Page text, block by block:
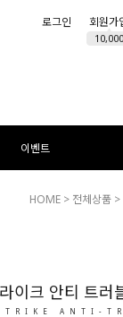
로그인 회원가
10,000
이벤트
HOME > 전체상품 >
이크 안티 트러
ANTI-